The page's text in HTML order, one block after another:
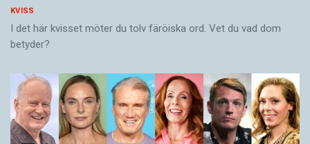
KVISS
I det här kvisset möter du tolv färöiska ord. Vet du vad dom
betyder?